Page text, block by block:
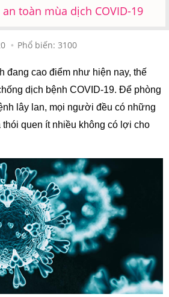
toàn mùa dịch COVID-19
Phổ biến: 3100
đang cao điểm như hiện nay, thế
dịch bệnh COVID-19. Để phòng
lây lan, mọi người đều có những
quen ít nhiều không có lợi cho